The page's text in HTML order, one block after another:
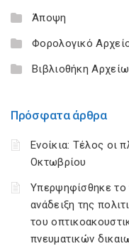
Άποψη
Φορολογικό
Βιβλιοθήκη
Πρόσφατα άρθρα
Ενοίκια: Τέλος οι
Οκτωβρίου
Υπερψηφίσθηκε το
ανάδειξη της
του
πνευματικών